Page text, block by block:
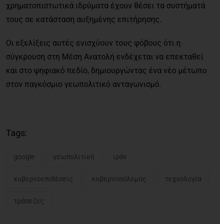
χρηματοπιστωτικά ιδρύματα έχουν θέσει τα συστήματά
τους σε κατάσταση αυξημένης επιτήρησης.
Οι εξελίξεις αυτές ενισχύουν τους φόβους ότι η
σύγκρουση στη Μέση Ανατολή ενδέχεται να επεκταθεί
και στο ψηφιακό πεδίο, δημιουργώντας ένα νέο μέτωπο
στον παγκόσμιο γεωπολιτικό ανταγωνισμό.
Tags:
google γεωπολιτική ιράν
κυβερνοεπιθέσεις κυβερνοπόλεμος τεχνολογία
τράπεζες